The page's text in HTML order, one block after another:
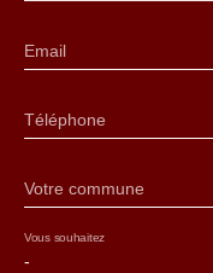
Email
Téléphone
Votre commune
-
Vous souhaitez